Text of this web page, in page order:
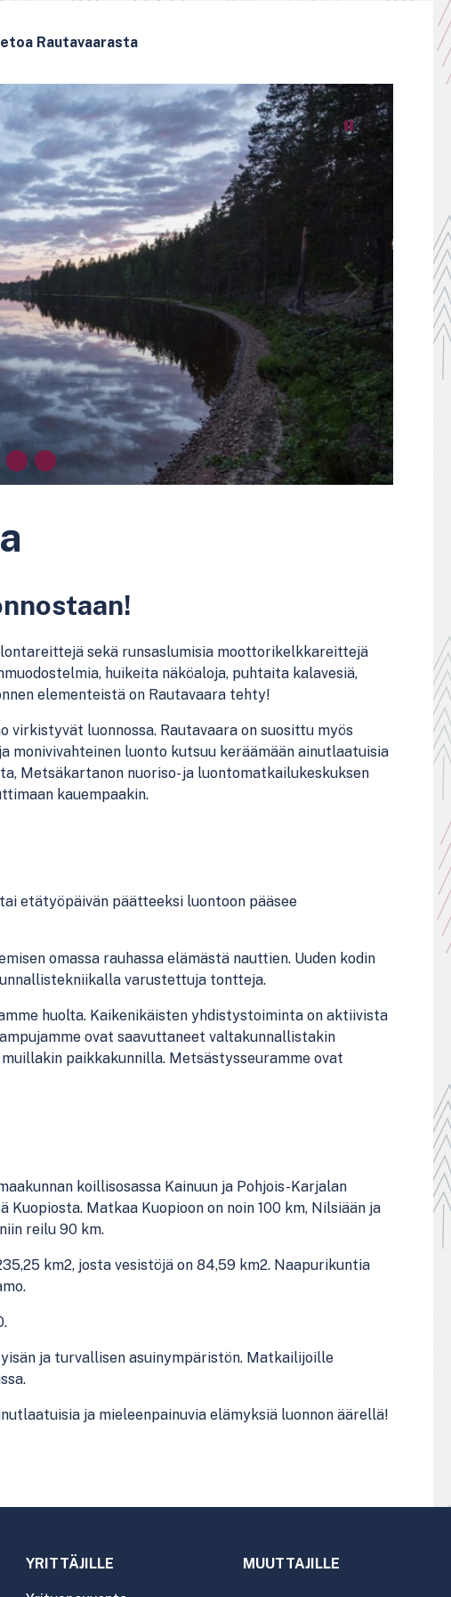
Rautavaarasta
sekä runsaslumisia moottorikelkkareittejä
huikeita näköaloja, puhtaita kalavesiä,
elementeistä on Rautavaara tehty!
virkistyvät luonnossa. Rautavaara on suosittu myös
monivivahteinen luonto kutsuu keräämään ainutlaatuisia
Metsäkartanon nuoriso- ja luontomatkailukeskuksen
kauempaakin.
etätyöpäivän päätteeksi luontoon pääsee
omassa rauhassa elämästä nauttien. Uuden kodin
nnallistekniikalla varustettuja tontteja.
huolta. Kaikenikäisten yhdistystoiminta on aktiivista
ovat saavuttaneet valtakunnallistakin
paikkakunnilla. Metsästysseuramme ovat
koillisosassa Kainuun ja Pohjois-Karjalan
Kuopiosta. Matkaa Kuopioon on noin 100 km, Nilsiään ja
reilu 90 km.
,25 km2, josta vesistöjä on 84,59 km2. Naapurikuntia
.
ja turvallisen asuinympäristön. Matkailijoille
ja mieleenpainuvia elämyksiä luonnon äärellä!
YRITTÄJILLE MUUTTAJILLE